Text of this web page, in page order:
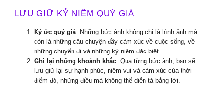
LƯU GIỮ KỶ NIỆM QUÝ GIÁ
Ký ức quý giá: Những bức ảnh không chỉ là hình ảnh mà
còn là những câu chuyện đầy cảm xúc về cuộc sống, về
những chuyến đi và những kỷ niệm đặc biệt.
Ghi lại những khoảnh khắc: Qua từng bức ảnh, bạn sẽ
lưu giữ lại sự hạnh phúc, niềm vui và cảm xúc của thời
điểm đó, những điều mà không thể diễn tả bằng lời.